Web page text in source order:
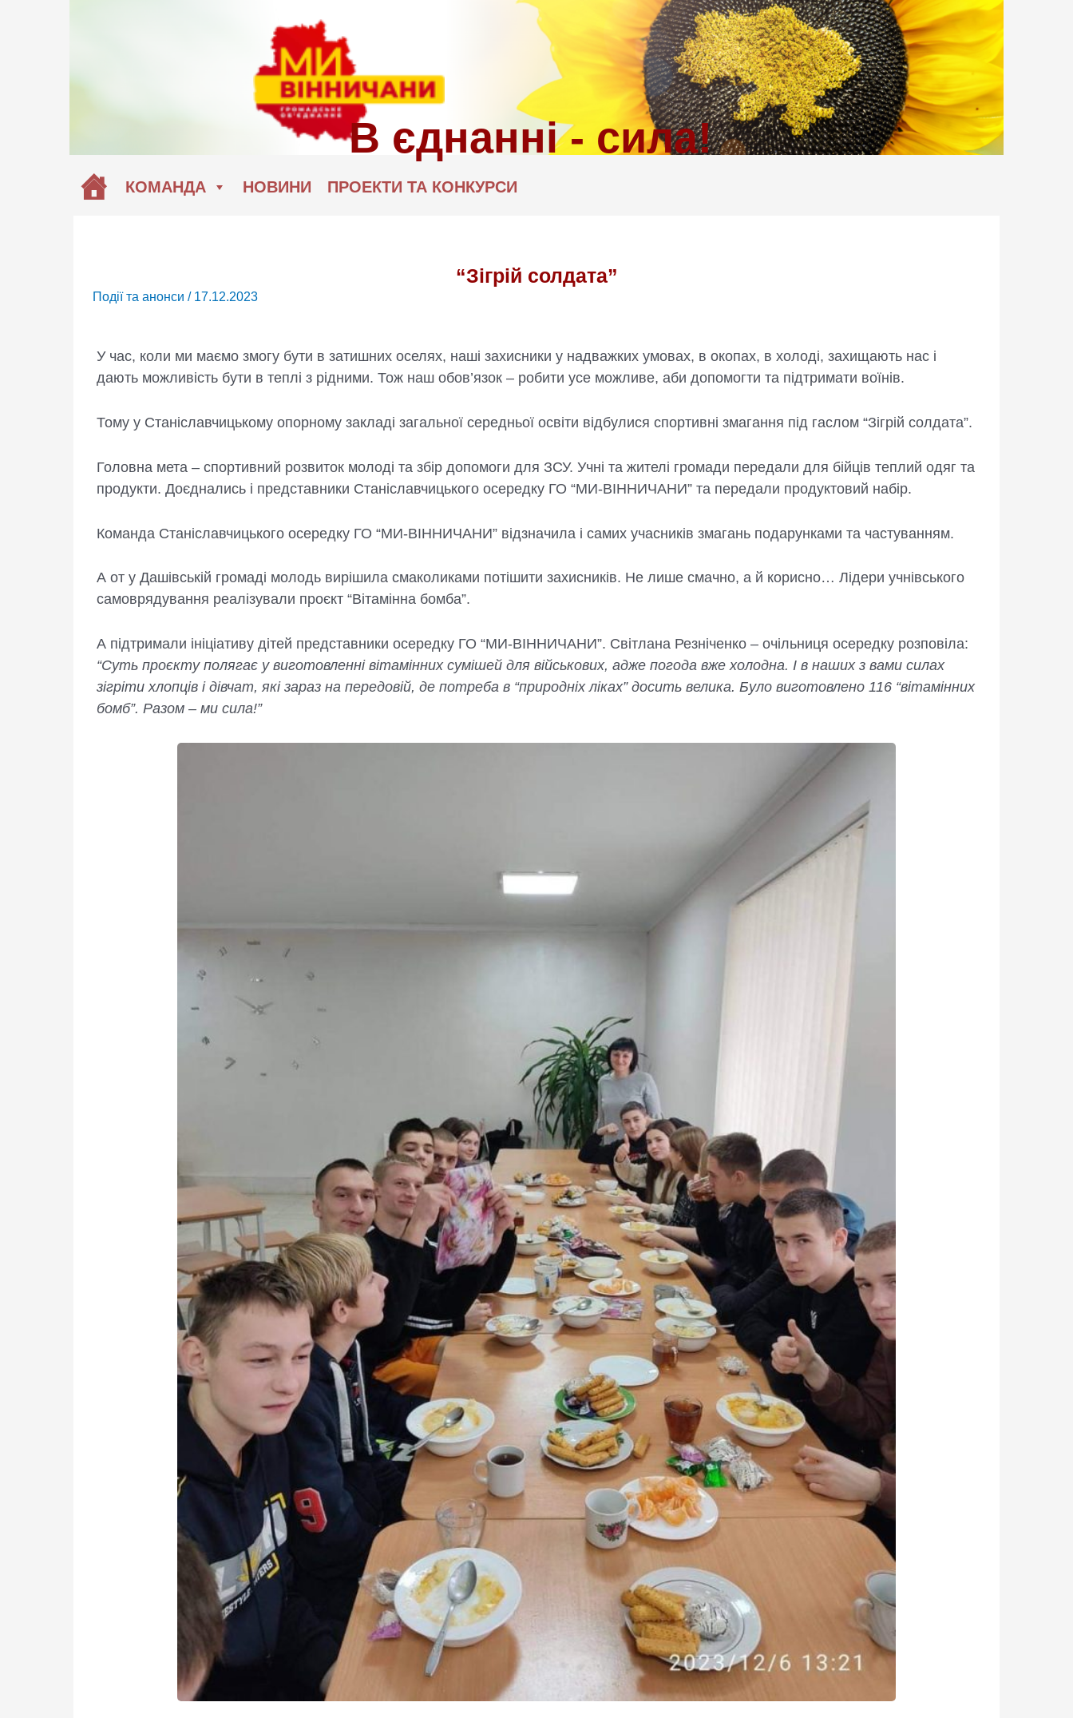
КОМАНДА НОВИНИ ПРОЕКТИ ТА КОНКУРСИ
“Зігрій солдата”
Події та анонси / 17.12.2023
У час, коли ми маємо змогу бути в затишних оселях, наші захисники у надважких умовах, в окопах, в холоді, захищають нас і
дають можливість бути в теплі з рідними. Тож наш обов’язок – робити усе можливе, аби допомогти та підтримати воїнів.
Тому у Станіславчицькому опорному закладі загальної середньої освіти відбулися спортивні змагання під гаслом “Зігрій солдата”.
Головна мета – спортивний розвиток молоді та збір допомоги для ЗСУ. Учні та жителі громади передали для бійців теплий одяг та
продукти. Доєднались і представники Станіславчицького осередку ГО “МИ-ВІННИЧАНИ” та передали продуктовий набір.
Команда Станіславчицького осередку ГО “МИ-ВІННИЧАНИ” відзначила і самих учасників змагань подарунками та частуванням.
А от у Дашівській громаді молодь вирішила смаколиками потішити захисників. Не лише смачно, а й корисно… Лідери учнівського
самоврядування реалізували проєкт “Вітамінна бомба”.
А підтримали ініціативу дітей представники осередку ГО “МИ-ВІННИЧАНИ”. Світлана Резніченко – очільниця осередку розповіла:
“Суть проєкту полягає у виготовленні вітамінних сумішей для військових, адже погода вже холодна. І в наших з вами силах
зігріти хлопців і дівчат, які зараз на передовій, де потреба в “природніх ліках” досить велика. Було виготовлено 116 “вітамінних
бомб”. Разом – ми сила!”